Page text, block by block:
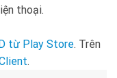
thoại.
từ Play Store. Trên
.